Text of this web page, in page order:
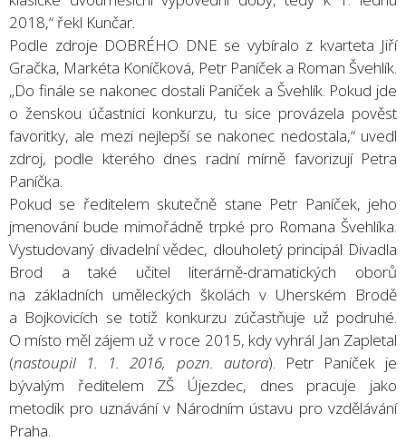
2018,“ řekl Kunčar.
Podle zdroje DOBRÉHO DNE se vybíralo z kvarteta Jiří
Gračka, Markéta Koníčková, Petr Paníček a Roman Švehlík.
„Do finále se nakonec dostali Paníček a Švehlík. Pokud jde
o ženskou účastnici konkurzu, tu sice provázela pověst
favoritky, ale mezi nejlepší se nakonec nedostala,“ uvedl
zdroj, podle kterého dnes radní mírně favorizují Petra
Paníčka.
Pokud se ředitelem skutečně stane Petr Paníček, jeho
jmenování bude mimořádně trpké pro Romana Švehlíka.
Vystudovaný divadelní vědec, dlouholetý principál Divadla
Brod a také učitel literárně-dramatických oborů
na základních uměleckých školách v Uherském Brodě
a Bojkovicích se totiž konkurzu zúčastňuje už podruhé.
O místo měl zájem už v roce 2015, kdy vyhrál Jan Zapletal
(nastoupil 1. 1. 2016, pozn. autora). Petr Paníček je
bývalým ředitelem ZŠ Újezdec, dnes pracuje jako
metodik pro uznávání v Národním ústavu pro vzdělávání
Praha.